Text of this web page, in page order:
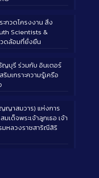
ะกวดโครงงาน สิ่ง
Scientists &
ดล้อมที่ยั่งยืน
ญบุรี ร่วมกับ อินเตอร์
มเกราะความรู้เครือ
ญาสมวาร) แห่งการ
เด็จพระเจ้าลูกเธอ เจ้า
มหลวงราชสาริณีสิริ